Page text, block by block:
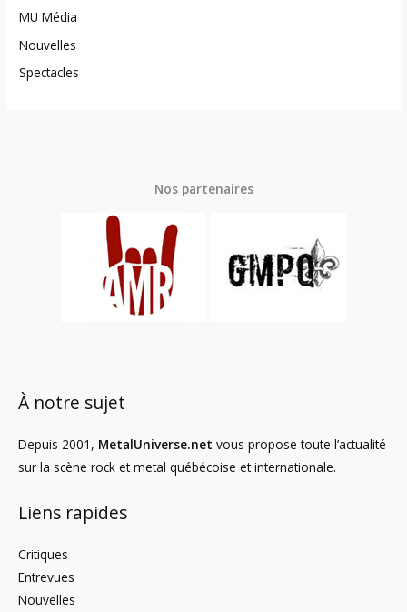
MU Média
Nouvelles
Spectacles
Nos partenaires
À notre sujet
Depuis 2001, MetalUniverse.net vous propose toute l’actualité
sur la scène rock et metal québécoise et internationale.
Liens rapides
Critiques
Entrevues
Nouvelles